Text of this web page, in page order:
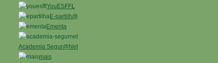
YouESFFL
E-partilh@
Ementa
Academia Segur@Net
mais